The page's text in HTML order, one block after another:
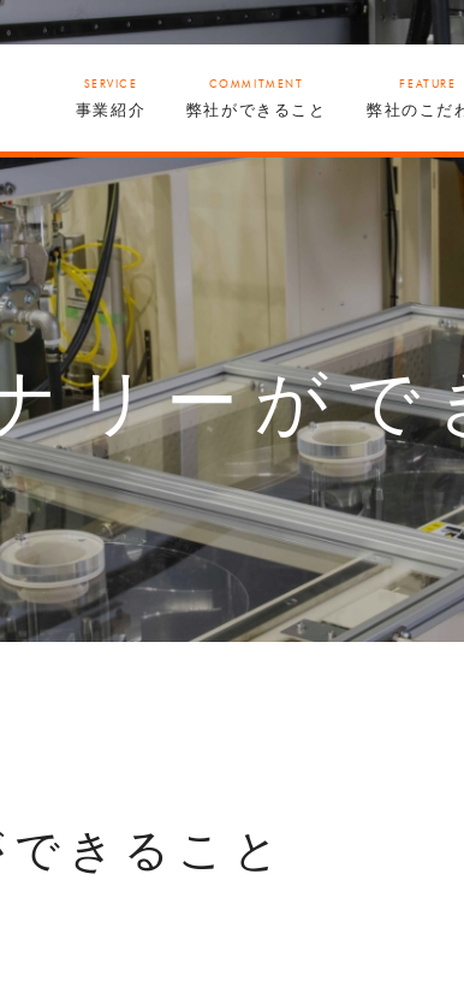
SERVICE
事業紹介
COMMITMENT
弊社ができること
FEATURE
弊社のこだ
リーがで
きること